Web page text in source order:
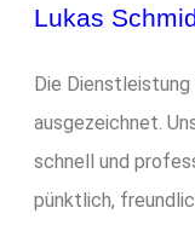
Lukas
Die Dienstleistung
ausgezeichnet.
schnell und
pünktlich,